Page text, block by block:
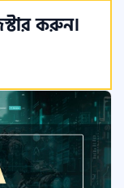
করুন।